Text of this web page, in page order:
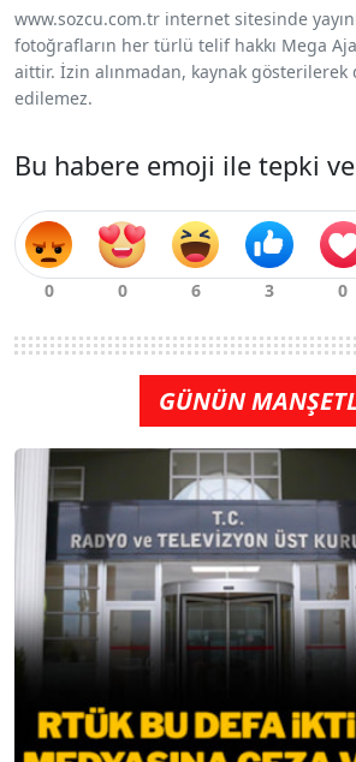
www.sozcu.com.tr internet sitesinde
fotoğrafların her türlü telif hakkı Mega
aittir. İzin alınmadan, kaynak gösterilerek
edilemez.
Bu habere emoji ile tepki
GÜNÜN